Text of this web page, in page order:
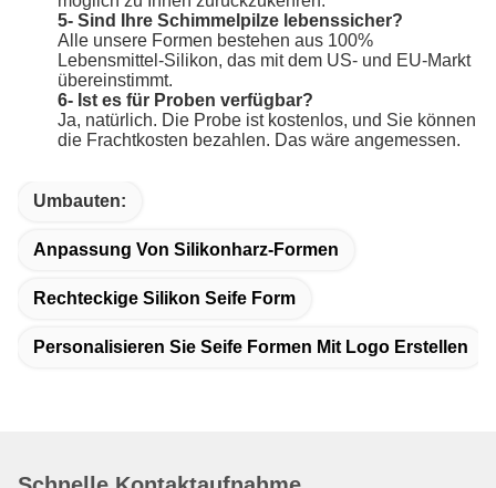
5- Sind Ihre Schimmelpilze lebenssicher?
Alle unsere Formen bestehen aus 100%
Lebensmittel-Silikon, das mit dem US- und EU-Markt
übereinstimmt.
6- Ist es für Proben verfügbar?
Ja, natürlich. Die Probe ist kostenlos, und Sie können
die Frachtkosten bezahlen. Das wäre angemessen.
Umbauten:
Anpassung Von Silikonharz-Formen
Rechteckige Silikon Seife Form
Personalisieren Sie Seife Formen Mit Logo Erstellen